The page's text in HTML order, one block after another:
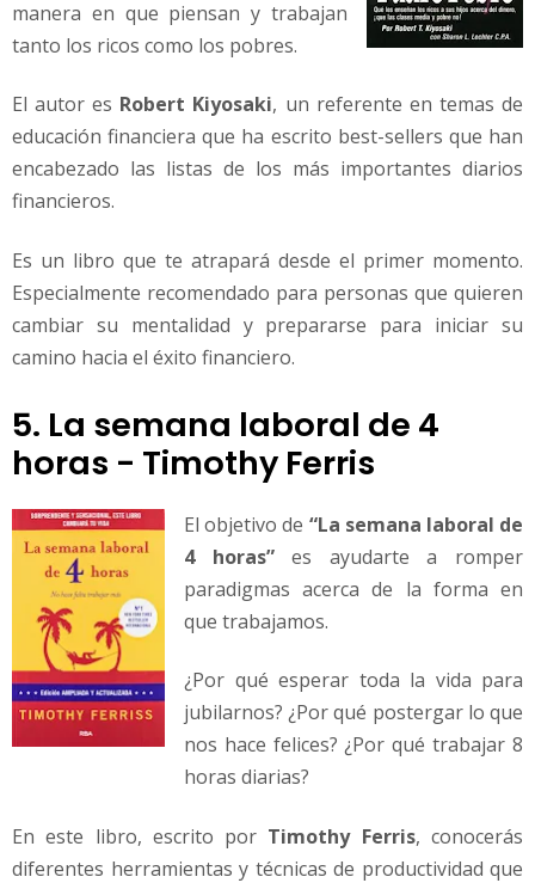
manera en que piensan y trabajan
tanto los ricos como los pobres.
El autor es Robert Kiyosaki, un referente en temas de
educación financiera que ha escrito best-sellers que han
encabezado las listas de los más importantes diarios
financieros.
Es un libro que te atrapará desde el primer momento.
Especialmente recomendado para personas que quieren
cambiar su mentalidad y prepararse para iniciar su
camino hacia el éxito financiero.
5. La semana laboral de 4
horas - Timothy Ferris
El objetivo de “La semana laboral de
4 horas”es ayudarte a romper
paradigmas acerca de la forma en
que trabajamos.
¿Por qué esperar toda la vida para
jubilarnos? ¿Por qué postergar lo que
nos hace felices? ¿Por qué trabajar 8
horas diarias?
En este libro, escrito por Timothy Ferris, conocerás
diferentes herramientas y técnicas de productividad que